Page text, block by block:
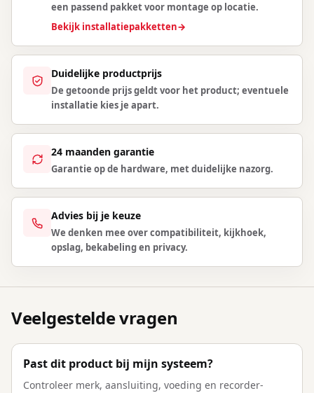
een passend pakket voor montage op locatie.
Bekijk installatiepakketten→
Duidelijke productprijs
De getoonde prijs geldt voor het product; eventuele
installatie kies je apart.
24 maanden garantie
Garantie op de hardware, met duidelijke nazorg.
Advies bij je keuze
We denken mee over compatibiliteit, kijkhoek,
opslag, bekabeling en privacy.
Veelgestelde vragen
Past dit product bij mijn systeem?
Controleer merk, aansluiting, voeding en recorder-